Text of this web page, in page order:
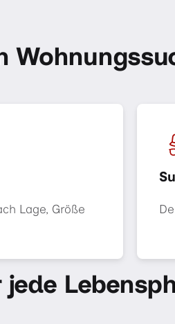
Lage, Größe
jede